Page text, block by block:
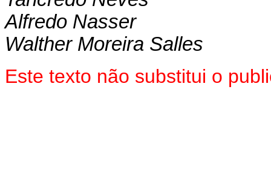
Alfredo Nasser
Walther Moreira Salles
Este texto não substitui o